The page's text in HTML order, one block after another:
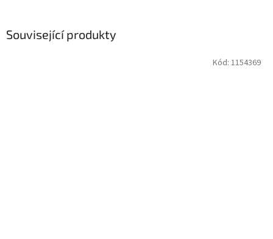
Související produkty
Kód: 1154369